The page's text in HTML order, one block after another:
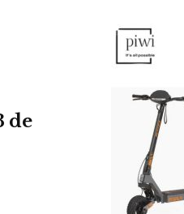
de